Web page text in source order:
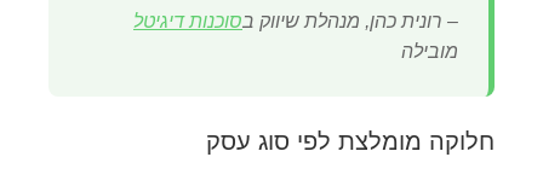
– רונית כהן, מנהלת שיווק בסוכנות דיגיטל
מובילה
חלוקה מומלצת לפי סוג עסק